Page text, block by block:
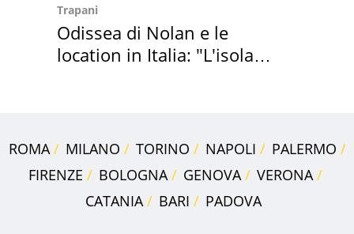
Trapani
Odissea di Nolan e le
location in Italia: "L'isola
ROMA MILANO TORINO NAPOLI
PALERMO
FIRENZE
BOLOGNA GENOVA
VERONA
CATANIA
BARI PADOVA